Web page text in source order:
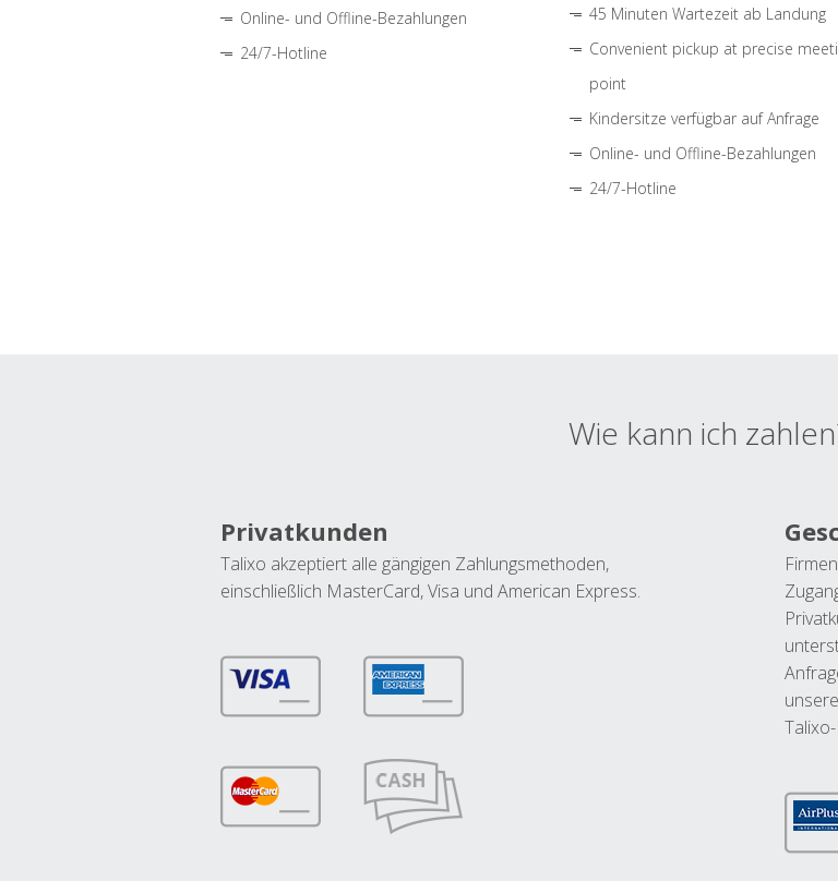
Online- und Offline-Bezahlungen
24/7-Hotline
45 Minuten Wartezeit ab Landung
Convenient pickup at precise
point
Kindersitze verfügbar auf Anfrage
Online- und Offline-Bezahlungen
24/7-Hotline
Wie kann ich
Privatkunden
Talixo akzeptiert alle gängigen Zahlungsmethoden,
einschließlich MasterCard, Visa und American Express.